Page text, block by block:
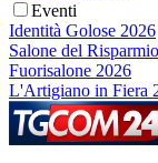
Eventi
Identità Golose 2026
Salone del
Fuorisalone 2026
L'Artigiano in Fiera